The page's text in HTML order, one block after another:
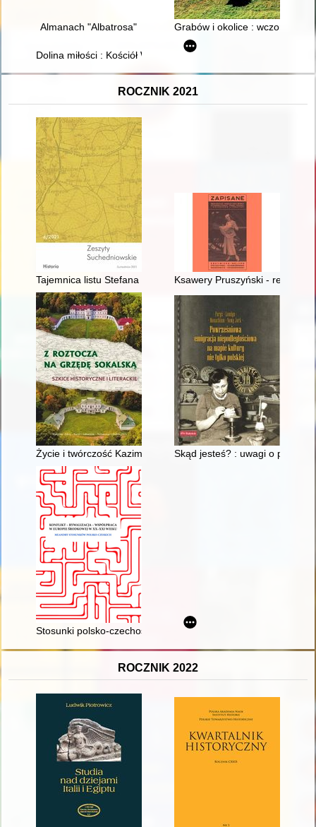
Almanach "Albatrosa" Grabów i okolice : wczoraj,
Dolina miłości : Kościół Wniebowzięcia Najświętszej Maryi
ROCZNIK 2021
Tajemnica listu Stefana Żeromskiego i inne zagadki w
Ksawery Pruszyński - reporter
Życie i twórczość Kazimierza Zbigniewa Łońskiego
Skąd jesteś? : uwagi o
Stosunki polsko-czechosłowackie do 1945 roku
ROCZNIK 2022